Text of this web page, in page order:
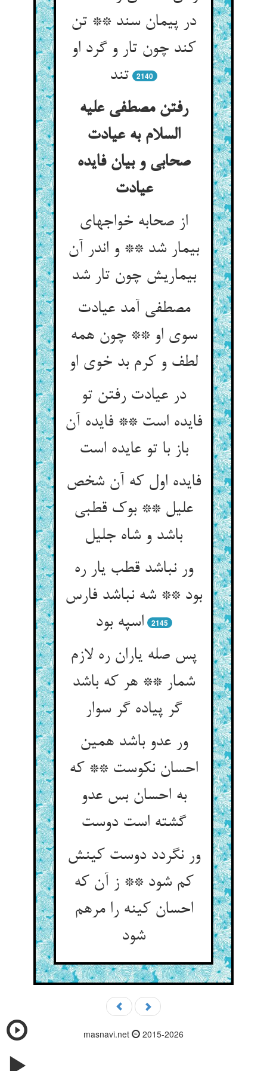
در پیمان سند ** تن
کند چون تار و گرد او
تند
2140
رفتن مصطفی علیه
السلام به عیادت
صحابی و بیان فایده
عیادت‏
از صحابه خواجه‏ای
بیمار شد ** و اندر آن
بیماریش چون تار شد
مصطفی آمد عیادت
سوی او ** چون همه
لطف و کرم بد خوی او
در عیادت رفتن تو
فایده است ** فایده آن
باز با تو عایده است‏
فایده اول که آن شخص
علیل ** بوک قطبی
باشد و شاه جلیل‏
ور نباشد قطب یار ره
بود ** شه نباشد فارس
اسپه بود
2145
پس صله یاران ره لازم
شمار ** هر که باشد
گر پیاده گر سوار
ور عدو باشد همین
احسان نکوست ** که
به احسان بس عدو
گشته است دوست‏
ور نگردد دوست کینش
کم شود ** ز آن که
احسان کینه را مرهم
شود
masnavi.net 2015-2026